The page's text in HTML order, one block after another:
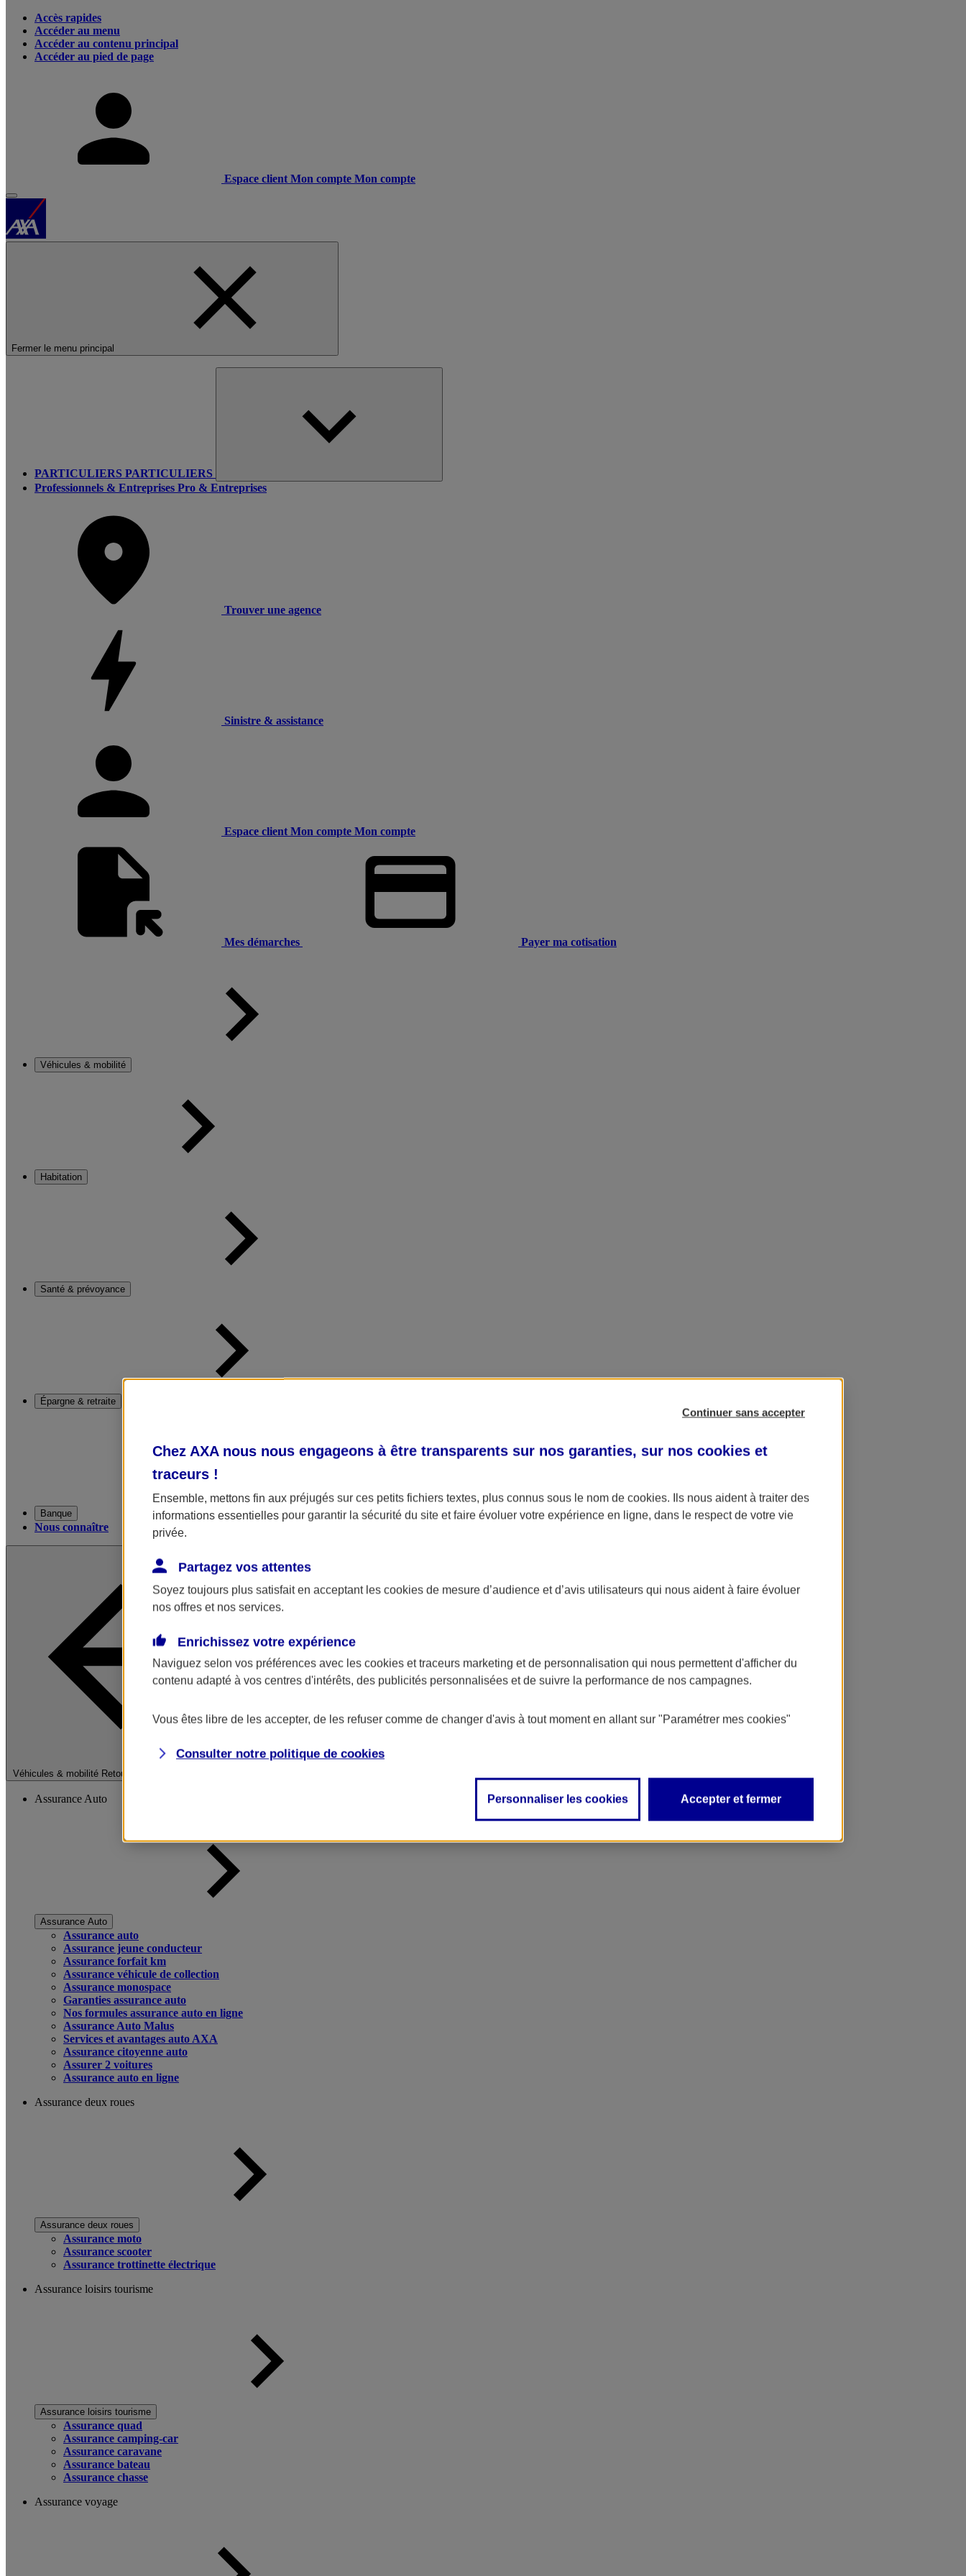
Accès rapides
Accéder au menu
Accéder au contenu principal
Accéder au pied de page
Espace client Mon compte Mon compte
Fermer le menu principal
PARTICULIERS PARTICULIERS
Professionnels & Entreprises Pro & Entreprises
Trouver une agence
Sinistre & assistance
Espace client Mon compte Mon compte
Mes démarches Payer ma cotisation
Véhicules & mobilité
Habitation
Santé & prévoyance
Épargne & retraite
Banque
Nous connaître
Véhicules & mobilité Retour à la section précédente
Fermer le menu principal
Assurance Auto
Assurance Auto
Assurance auto
Assurance jeune conducteur
Assurance forfait km
Assurance véhicule de collection
Assurance monospace
Garanties assurance auto
Nos formules assurance auto en ligne
Assurance Auto Malus
Services et avantages auto AXA
Assurance citoyenne auto
Assurer 2 voitures
Assurance auto en ligne
Assurance deux roues
Assurance deux roues
Assurance moto
Assurance scooter
Assurance trottinette électrique
Assurance loisirs tourisme
Assurance loisirs tourisme
Assurance quad
Assurance camping-car
Assurance caravane
Assurance bateau
Assurance chasse
Assurance voyage
Continuer sans accepter
Chez AXA nous nous engageons à être transparents sur nos garanties, sur nos cookies et
traceurs !
Ensemble, mettons fin aux préjugés sur ces petits fichiers textes, plus connus sous le nom de cookies. Ils nous aident à traiter des
informations essentielles pour garantir la sécurité du site et faire évoluer votre expérience en ligne, dans le respect de votre vie
privée.
Partagez vos attentes
Soyez toujours plus satisfait en acceptant les cookies de mesure d’audience et d’avis utilisateurs qui nous aident à faire évoluer
nos offres et nos services.
Enrichissez votre expérience
Naviguez selon vos préférences avec les cookies et traceurs marketing et de personnalisation qui nous permettent d'afficher du
contenu adapté à vos centres d'intérêts, des publicités personnalisées et de suivre la performance de nos campagnes.
Vous êtes libre de les accepter, de les refuser comme de changer d'avis à tout moment en allant sur "Paramétrer mes cookies"
Consulter notre politique de cookies
Personnaliser les cookies Accepter et fermer